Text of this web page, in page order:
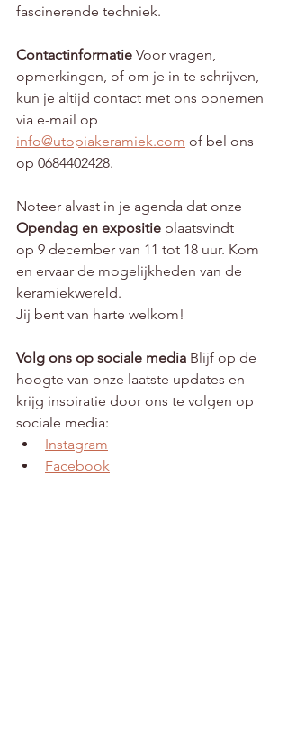
fascinerende techniek.
Contactinformatie Voor vragen,
opmerkingen, of om je in te schrijven,
kun je altijd contact met ons opnemen
via e-mail op
info@utopiakeramiek.com of bel ons
op 0684402428.
Noteer alvast in je agenda dat onze
Opendag en expositie plaatsvindt
op 9 december van 11 tot 18 uur. Kom
en ervaar de mogelijkheden van de
keramiekwereld.
Jij bent van harte welkom!
Volg ons op sociale media Blijf op de
hoogte van onze laatste updates en
krijg inspiratie door ons te volgen op
sociale media:
Instagram
Facebook